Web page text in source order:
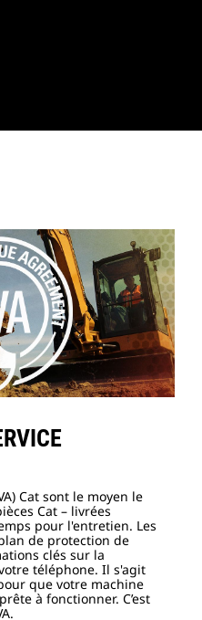
Cat sont le moyen le
Cat – livrées
pour l'entretien. Les
de protection de
clés sur la
téléphone. Il s'agit
que votre machine
à fonctionner. C’est